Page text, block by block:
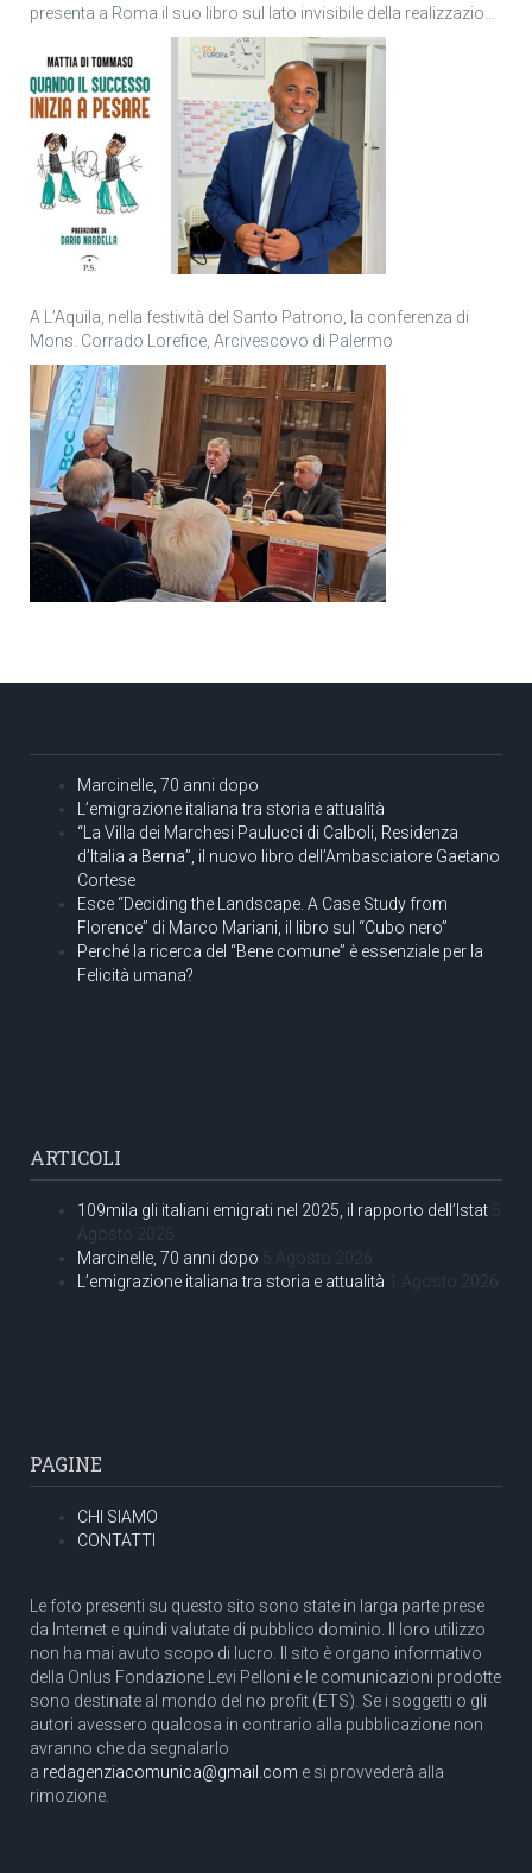
presenta a Roma il suo libro sul lato invisibile della realizzazione
A L’Aquila, nella festività del Santo Patrono, la conferenza di
Mons. Corrado Lorefice, Arcivescovo di Palermo
Marcinelle, 70 anni dopo
L’emigrazione italiana tra storia e attualità
“La Villa dei Marchesi Paulucci di Calboli, Residenza
d’Italia a Berna”, il nuovo libro dell’Ambasciatore Gaetano
Cortese
Esce “Deciding the Landscape. A Case Study from
Florence” di Marco Mariani, il libro sul “Cubo nero”
Perché la ricerca del “Bene comune” è essenziale per la
Felicità umana?
ARTICOLI
109mila gli italiani emigrati nel 2025, il rapporto dell’Istat 5
Agosto 2026
Marcinelle, 70 anni dopo 5 Agosto 2026
L’emigrazione italiana tra storia e attualità 1 Agosto 2026
PAGINE
CHI SIAMO
CONTATTI
Le foto presenti su questo sito sono state in larga parte prese
da Internet e quindi valutate di pubblico dominio. Il loro utilizzo
non ha mai avuto scopo di lucro. Il sito è organo informativo
della Onlus Fondazione Levi Pelloni e le comunicazioni prodotte
sono destinate al mondo del no profit (ETS). Se i soggetti o gli
autori avessero qualcosa in contrario alla pubblicazione non
avranno che da segnalarlo
a redagenziacomunica@gmail.com e si provvederà alla
rimozione.